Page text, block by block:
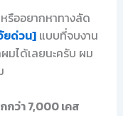
รืออยากหาทางลัด
ยด่วน]แบบที่จบงาน
มได้เลยนะครับ ผม
ว่า 7,000 เคส